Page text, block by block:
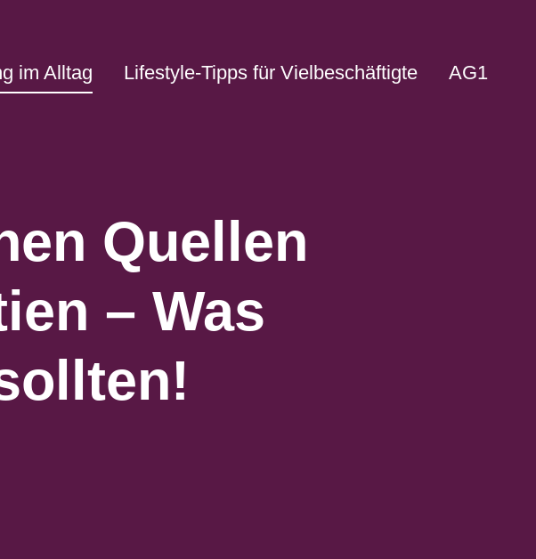
im Alltag Lifestyle-Tipps für Vielbeschäftigte AG1
Quellen
– Was